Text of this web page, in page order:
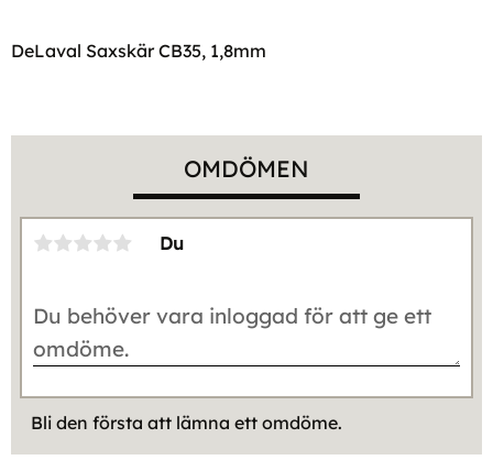
DeLaval Saxskär CB35, 1,8mm
OMDÖMEN
Du
Bli den första att lämna ett omdöme.